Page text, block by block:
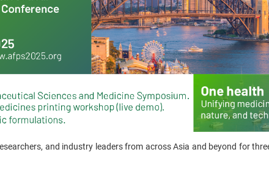
and industry leaders from across Asia and beyond for